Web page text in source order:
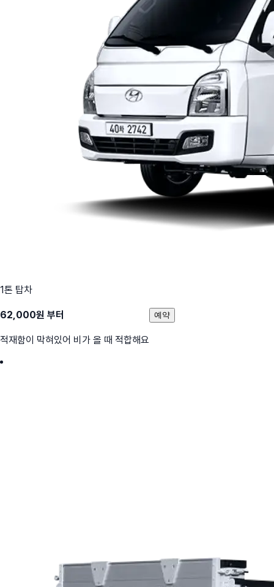
1톤 탑차
62,000원 부터
적재함이 막혀있어 비가 올 때 적합해요
예약